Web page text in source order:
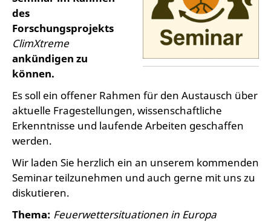
des
Forschungsprojekts
ClimXtreme
ankündigen zu
können.
Es soll ein offener Rahmen für den Austausch über
aktuelle Fragestellungen, wissenschaftliche
Erkenntnisse und laufende Arbeiten geschaffen
werden.
Wir laden Sie herzlich ein an unserem kommenden
Seminar teilzunehmen und auch gerne mit uns zu
diskutieren.
Thema: Feuerwettersituationen in Europa